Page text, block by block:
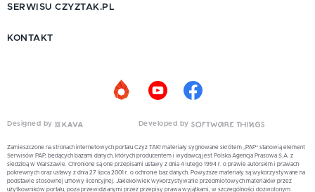
SERWISU CZYZTAK.PL
KONTAKT
Designed by Developed by
Zamieszczone na stronach internetowych portalu Czyż TAK! materiały sygnowane skrótem „PAP” stanowią element
Serwisów PAP, będących bazami danych, których producentem i wydawcą jest Polska Agencja Prasowa S.A. z
siedzibą w Warszawie. Chronione są one przepisami ustawy z dnia 4 lutego 1994 r. o prawie autorskim i prawach
pokrewnych oraz ustawy z dnia 27 lipca 2001 r. o ochronie baz danych. Powyższe materiały są wykorzystywane na
podstawie stosownej umowy licencyjnej. Jakiekolwiek wykorzystywanie przedmiotowych materiałów przez
użytkowników portalu, poza przewidzianymi przez przepisy prawa wyjątkami, w szczególności dozwolonym